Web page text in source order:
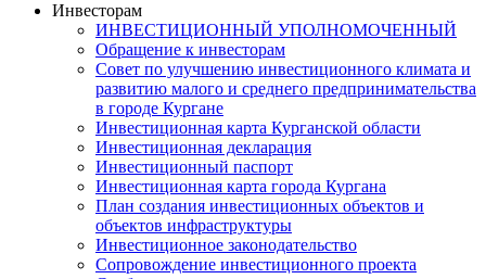
Инвесторам
ИНВЕСТИЦИОННЫЙ УПОЛНОМОЧЕННЫЙ
Обращение к инвесторам
Совет по улучшению инвестиционного климата и
развитию малого и среднего предпринимательства
в городе Кургане
Инвестиционная карта Курганской области
Инвестиционная декларация
Инвестиционный паспорт
Инвестиционная карта города Кургана
План создания инвестиционных объектов и
объектов инфраструктуры
Инвестиционное законодательство
Сопровождение инвестиционного проекта